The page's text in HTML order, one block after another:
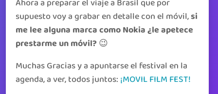
Ahora a preparar el viaje a Brasil que por
supuesto voy a grabar en detalle con el móvil,si
me lee alguna marca como Nokia ¿le apetece
prestarme un móvil? 😉
Muchas Gracias y a apuntarse el festival en la
agenda, a ver, todos juntos: ¡MOVIL FILM FEST!